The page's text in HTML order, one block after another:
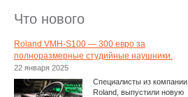
Что нового
Roland VMH-S100 — 300 евро за
полноразмерные студийные наушники.
22 января 2025
Специалисты из компании
Roland, выпустили новую